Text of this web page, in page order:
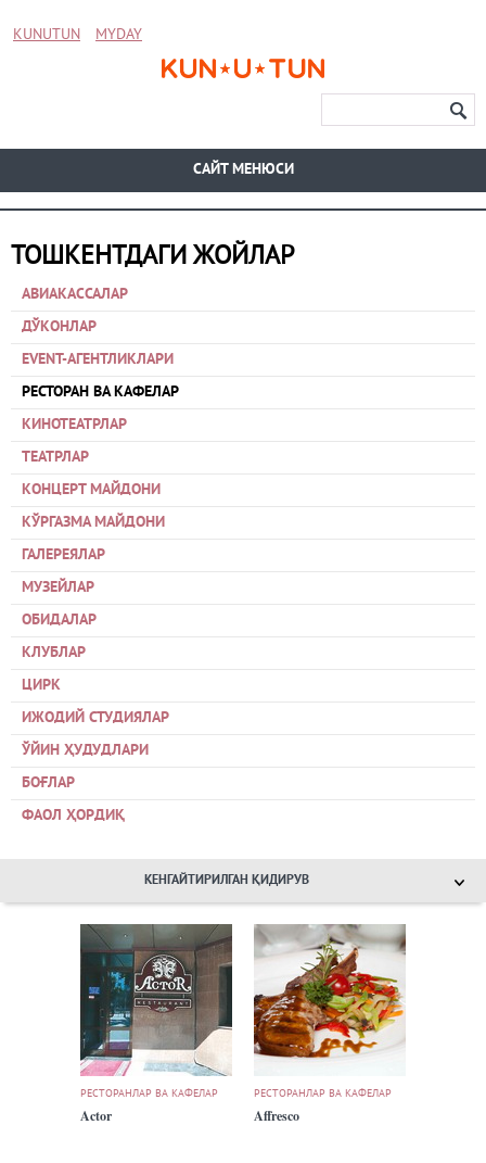
KUNUTUN MYDAY
CАЙТ МЕНЮСИ
ТОШКЕНТДАГИ ЖОЙЛАР
АВИАКАССАЛАР
ДЎКОНЛАР
EVENT-АГЕНТЛИКЛАРИ
РЕСТОРАН ВА КАФЕЛАР
КИНОТЕАТРЛАР
ТЕАТРЛАР
КОНЦЕРТ МАЙДОНИ
КЎРГАЗМА МАЙДОНИ
ГАЛЕРЕЯЛАР
МУЗЕЙЛАР
ОБИДАЛАР
КЛУБЛАР
ЦИРК
ИЖОДИЙ СТУДИЯЛАР
ЎЙИН ҲУДУДЛАРИ
БОҒЛАР
ФАОЛ ҲОРДИҚ
КЕНГАЙТИРИЛГАН ҚИДИРУВ
РЕСТОРАНЛАР ВА КАФЕЛАР
Actor
РЕСТОРАНЛАР ВА КАФЕЛАР
Affresco